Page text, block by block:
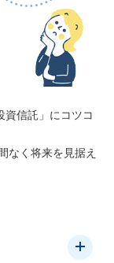
資信託」にコツコ
なく将来を見据え